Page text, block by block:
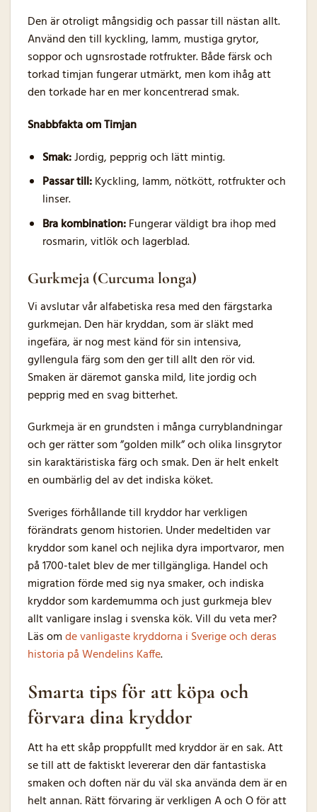
Den är otroligt mångsidig och passar till nästan allt.
Använd den till kyckling, lamm, mustiga grytor,
soppor och ugnsrostade rotfrukter. Både färsk och
torkad timjan fungerar utmärkt, men kom ihåg att
den torkade har en mer koncentrerad smak.
Snabbfakta om Timjan
Smak:Jordig, pepprig och lätt mintig.
Passar till:Kyckling, lamm, nötkött, rotfrukter och
linser.
Bra kombination:Fungerar väldigt bra ihop med
rosmarin, vitlök och lagerblad.
Gurkmeja (Curcuma longa)
Vi avslutar vår alfabetiska resa med den färgstarka
gurkmejan. Den här kryddan, som är släkt med
ingefära, är nog mest känd för sin intensiva,
gyllengula färg som den ger till allt den rör vid.
Smaken är däremot ganska mild, lite jordig och
pepprig med en svag bitterhet.
Gurkmeja är en grundsten i många curryblandningar
och ger rätter som ”golden milk” och olika linsgrytor
sin karaktäristiska färg och smak. Den är helt enkelt
en oumbärlig del av det indiska köket.
Sveriges förhållande till kryddor har verkligen
förändrats genom historien. Under medeltiden var
kryddor som kanel och nejlika dyra importvaror, men
på 1700-talet blev de mer tillgängliga. Handel och
migration förde med sig nya smaker, och indiska
kryddor som kardemumma och just gurkmeja blev
allt vanligare inslag i svenska kök. Vill du veta mer?
Läs omde vanligaste kryddorna i Sverige och deras
historia på Wendelins Kaffe.
Smarta tips för att köpa och
förvara dina kryddor
Att ha ett skåp proppfullt med kryddor är en sak. Att
se till att de faktiskt levererar den där fantastiska
smaken och doften när du väl ska använda dem är en
helt annan. Rätt förvaring är verkligen A och O för att